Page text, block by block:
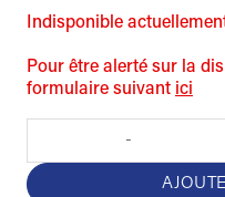
Indisponible
Pour être alerté sur la
formulaire suivant ici